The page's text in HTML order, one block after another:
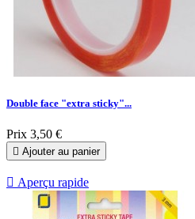
Double face "extra sticky"...
Prix 3,50 €
 Ajouter au panier
 Aperçu rapide